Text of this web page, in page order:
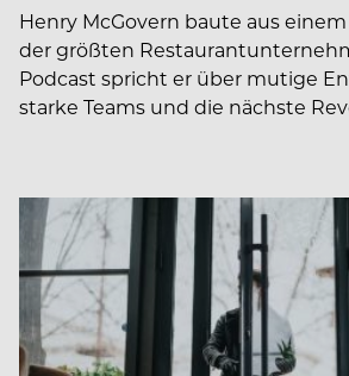
Henry McGovern baute aus
der größten
Podcast spricht er über mutige
starke Teams und die nächste